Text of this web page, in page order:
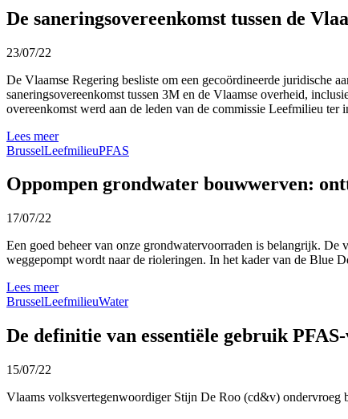
De saneringsovereenkomst tussen de
23/07/22
De Vlaamse Regering besliste om een gecoördineerde juridische
saneringsovereenkomst tussen 3M en de Vlaamse overheid,
overeenkomst werd aan de leden van de commissie Leefmilieu ter
Lees meer
BrusselLeefmilieuPFAS
Oppompen grondwater bouwwerven:
17/07/22
Een goed beheer van onze grondwatervoorraden is belangrijk.
weggepompt wordt naar de rioleringen. In het kader van de Blue
Lees meer
BrusselLeefmilieuWater
De definitie van essentiële gebruik
15/07/22
Vlaams volksvertegenwoordiger Stijn De Roo (cd&v) ondervroeg